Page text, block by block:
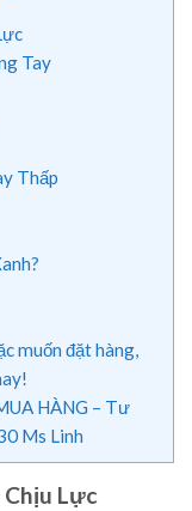
Tay
Thấp
muốn đặt hàng,
HÀNG – Tư
Ms Linh
Lực